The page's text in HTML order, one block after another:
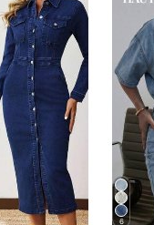
6